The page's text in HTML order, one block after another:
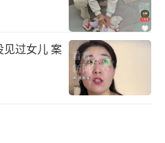
过女儿 案